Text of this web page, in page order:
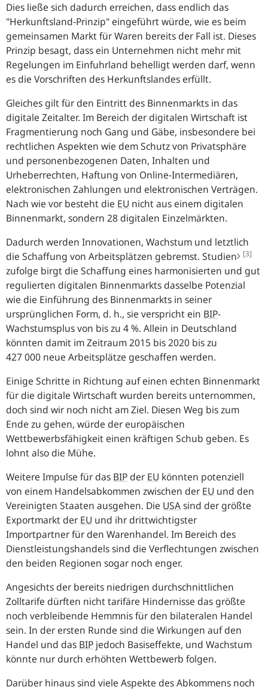
Dies ließe sich dadurch erreichen, dass endlich das
"Herkunftsland-Prinzip" eingeführt würde, wie es beim
gemeinsamen Markt für Waren bereits der Fall ist. Dieses
Prinzip besagt, dass ein Unternehmen nicht mehr mit
Regelungen im Einfuhrland behelligt werden darf, wenn
es die Vorschriften des Herkunftslandes erfüllt.
Gleiches gilt für den Eintritt des Binnenmarkts in das
digitale Zeitalter. Im Bereich der digitalen Wirtschaft ist
Fragmentierung noch Gang und Gäbe, insbesondere bei
rechtlichen Aspekten wie dem Schutz von Privatsphäre
und personenbezogenen Daten, Inhalten und
Urheberrechten, Haftung von Online-Intermediären,
elektronischen Zahlungen und elektronischen Verträgen.
Nach wie vor besteht die EU nicht aus einem digitalen
Binnenmarkt, sondern 28 digitalen Einzelmärkten.
Dadurch werden Innovationen, Wachstum und letztlich
die Schaffung von Arbeitsplätzen gebremst. Studien
[3]
zufolge birgt die Schaffung eines harmonisierten und gut
regulierten digitalen Binnenmarkts dasselbe Potenzial
wie die Einführung des Binnenmarkts in seiner
ursprünglichen Form, d. h., sie verspricht ein BIP-
Wachstumsplus von bis zu 4 %. Allein in Deutschland
könnten damit im Zeitraum 2015 bis 2020 bis zu
427 000 neue Arbeitsplätze geschaffen werden.
Einige Schritte in Richtung auf einen echten Binnenmarkt
für die digitale Wirtschaft wurden bereits unternommen,
doch sind wir noch nicht am Ziel. Diesen Weg bis zum
Ende zu gehen, würde der europäischen
Wettbewerbsfähigkeit einen kräftigen Schub geben. Es
lohnt also die Mühe.
Weitere Impulse für das BIP der EU könnten potenziell
von einem Handelsabkommen zwischen der EU und den
Vereinigten Staaten ausgehen. Die USAsind der größte
Exportmarkt der EU und ihr drittwichtigster
Importpartner für den Warenhandel. Im Bereich des
Dienstleistungshandels sind die Verflechtungen zwischen
den beiden Regionen sogar noch enger.
Angesichts der bereits niedrigen durchschnittlichen
Zolltarife dürften nicht tarifäre Hindernisse das größte
noch verbleibende Hemmnis für den bilateralen Handel
sein. In der ersten Runde sind die Wirkungen auf den
Handel und das BIP jedoch Basiseffekte, und Wachstum
könnte nur durch erhöhten Wettbewerb folgen.
Darüber hinaus sind viele Aspekte des Abkommens noch